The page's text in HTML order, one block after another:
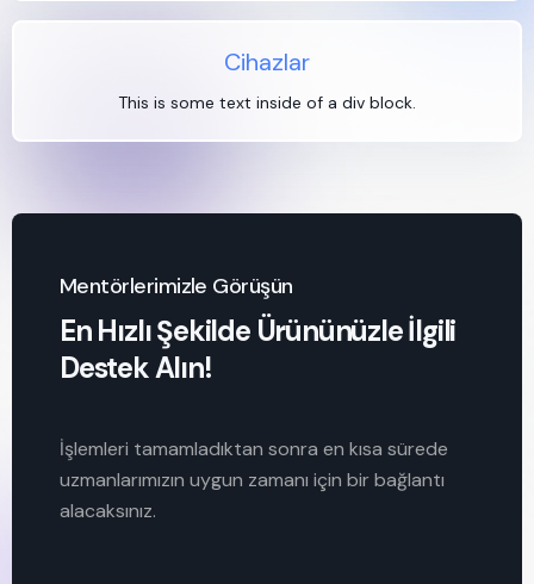
Cihazlar
This is some text inside of a div block.
Mentörlerimizle Görüşün
En Hızlı Şekilde Ürününüzle İlgili
Destek Alın!
İşlemleri tamamladıktan sonra en kısa sürede
uzmanlarımızın uygun zamanı için bir bağlantı
alacaksınız.